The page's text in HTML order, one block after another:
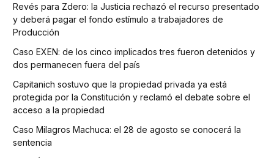
Revés para Zdero: la Justicia rechazó el recurso presentado
y deberá pagar el fondo estímulo a trabajadores de
Producción
Caso EXEN: de los cinco implicados tres fueron detenidos y
dos permanecen fuera del país
Capitanich sostuvo que la propiedad privada ya está
protegida por la Constitución y reclamó el debate sobre el
acceso a la propiedad
Caso Milagros Machuca: el 28 de agosto se conocerá la
sentencia